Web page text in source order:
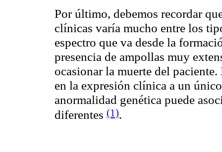
Por último, debemos recordar
clínicas varía mucho entre los
espectro que va desde la
presencia de ampollas muy
ocasionar la muerte del
en la expresión clínica a un
anormalidad genética puede
diferentes (1).